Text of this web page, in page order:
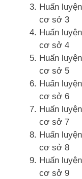
Huấn
cơ sở 3
Huấn
cơ sở 4
Huấn
cơ sở 5
Huấn
cơ sở 6
Huấn
cơ sở 7
Huấn
cơ sở 8
Huấn
cơ sở 9